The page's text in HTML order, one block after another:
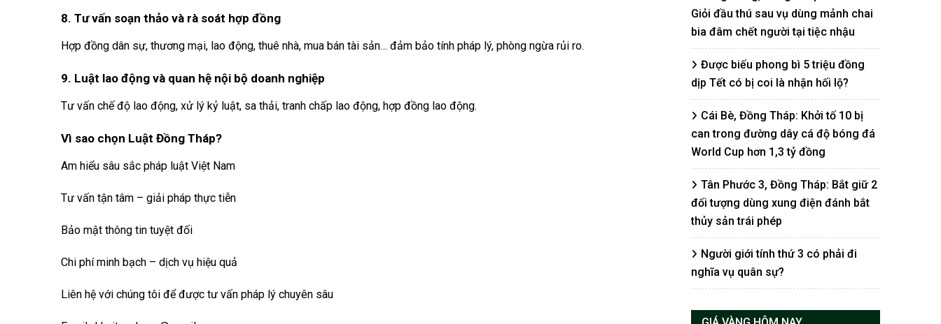
8. Tư vấn soạn thảo và rà soát hợp đồng
Hợp đồng dân sự, thương mại, lao động, thuê nhà, mua bán tài sản… đảm bảo tính pháp lý, phòng ngừa rủi ro.
9. Luật lao động và quan hệ nội bộ doanh nghiệp
Tư vấn chế độ lao động, xử lý kỷ luật, sa thải, tranh chấp lao động, hợp đồng lao động.
Vì sao chọn Luật Đồng Tháp?
Am hiểu sâu sắc pháp luật Việt Nam
Tư vấn tận tâm – giải pháp thực tiễn
Bảo mật thông tin tuyệt đối
Chi phí minh bạch – dịch vụ hiệu quả
Liên hệ với chúng tôi để được tư vấn pháp lý chuyên sâu
Giỏi đầu thú sau vụ dùng mảnh chai
bia đâm chết người tại tiệc nhậu
Được biếu phong bì 5 triệu đồng
dịp Tết có bị coi là nhận hối lộ?
Cái Bè, Đồng Tháp: Khởi tố 10 bị
can trong đường dây cá độ bóng đá
World Cup hơn 1,3 tỷ đồng
Tân Phước 3, Đồng Tháp: Bắt giữ 2
đối tượng dùng xung điện đánh bắt
thủy sản trái phép
Người giới tính thứ 3 có phải đi
nghĩa vụ quân sự?